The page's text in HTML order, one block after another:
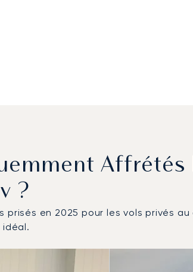
Affrétés
?
prisés en 2025 pour les vols privés
idéal.